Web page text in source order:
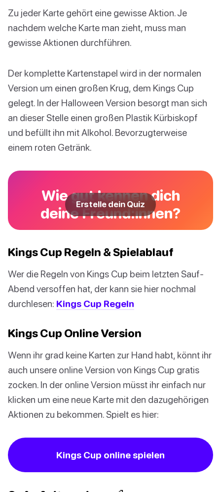
Zu jeder Karte gehört eine gewisse Aktion. Je
nachdem welche Karte man zieht, muss man
gewisse Aktionen durchführen.
Der komplette Kartenstapel wird in der normalen
Version um einen großen Krug, dem Kings Cup
gelegt. In der Halloween Version besorgt man sich
an dieser Stelle einen großen Plastik Kürbiskopf
und befüllt ihn mit Alkohol. Bevorzugterweise
einem roten Getränk.
Wie gut kennen dich
deine Freund:innen?
Erstelle dein Quiz
Kings Cup Regeln & Spielablauf
Wer die Regeln von Kings Cup beim letzten Sauf-
Abend versoffen hat, der kann sie hier nochmal
durchlesen: Kings Cup Regeln
Kings Cup Online Version
Wenn ihr grad keine Karten zur Hand habt, könnt ihr
auch unsere online Version von Kings Cup gratis
zocken. In der online Version müsst ihr einfach nur
klicken um eine neue Karte mit den dazugehörigen
Aktionen zu bekommen. Spielt es hier:
Kings Cup online spielen